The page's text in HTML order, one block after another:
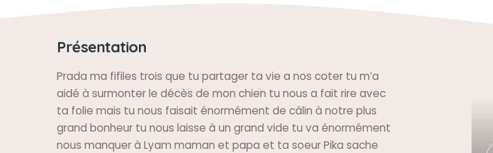
Présentation
Prada ma fifiles trois que tu partager ta vie a nos coter tu m’a
aidé à surmonter le décès de mon chien tu nous a fait rire avec
ta folie mais tu nous faisait énormément de câlin à notre plus
grand bonheur tu nous laisse à un grand vide tu va énormément
nous manquer à Lyam maman et papa et ta soeur Pika sache